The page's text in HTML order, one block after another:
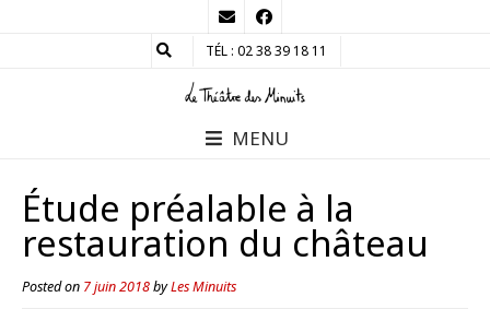
TÉL : 02 38 39 18 11
MENU
Étude préalable à la
restauration du château
Posted on 7 juin 2018byLes Minuits